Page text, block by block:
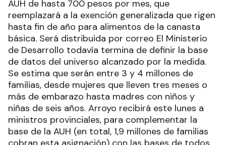
AUH de hasta 700 pesos por mes, que
reemplazará a la exención generalizada que rigen
hasta fin de año para alimentos de la canasta
básica. Será distribuida por correo El Ministerio
de Desarrollo todavía termina de definir la base
de datos del universo alcanzado por la medida.
Se estima que serán entre 3 y 4 millones de
familias, desde mujeres que lleven tres meses o
más de embarazo hasta madres con niños y
niñas de seis años. Arroyo recibirá este lunes a
ministros provinciales, para complementar la
base de la AUH (en total, 1,9 millones de familias